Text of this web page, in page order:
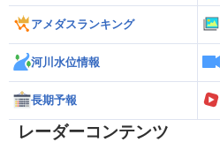
アメダスランキング
河川水位情報
長期予報
レーダーコンテンツ